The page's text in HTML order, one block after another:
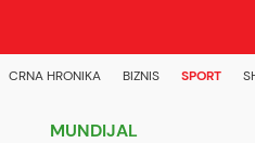
CRNA HRONIKA BIZNIS SPORT
MUNDIJAL